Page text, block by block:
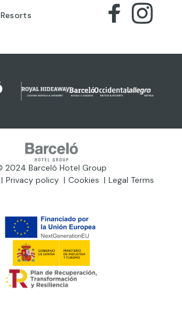
2024 Barceló Hotel Group
Privacy policy Cookies Legal Terms